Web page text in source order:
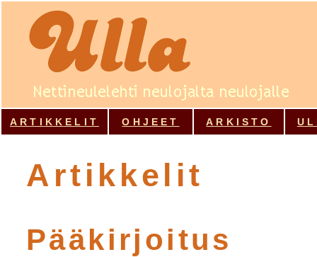
ARTIKKELIT OHJEET ARKISTO
Artikkelit
Pääkirjoitus